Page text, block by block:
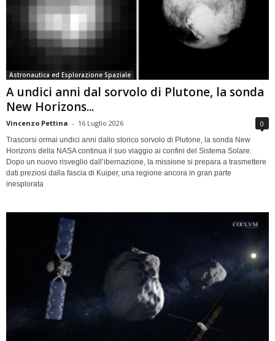
Astronautica ed Esplorazione Spaziale
A undici anni dal sorvolo di Plutone, la sonda
New Horizons...
Vincenzo Pettina - 16 Luglio 2026 0
Trascorsi ormai undici anni dallo storico sorvolo di Plutone, la sonda New
Horizons della NASA continua il suo viaggio ai confini del Sistema Solare.
Dopo un nuovo risveglio dall’ibernazione, la missione si prepara a trasmettere
dati preziosi dalla fascia di Kuiper, una regione ancora in gran parte
inesplorata